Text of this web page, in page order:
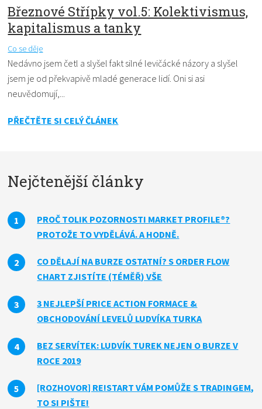
Březnové Střípky vol.5: Kolektivismus,
kapitalismus a tanky
Co se děje
Nedávno jsem četl a slyšel fakt silné levičácké názory a slyšel
jsem je od překvapivě mladé generace lidí. Oni si asi
neuvědomují,...
PŘEČTĚTE SI CELÝ ČLÁNEK
Nejčtenější články
PROČ TOLIK POZORNOSTI MARKET PROFILE®?
PROTOŽE TO VYDĚLÁVÁ. A HODNĚ.
CO DĚLAJÍ NA BURZE OSTATNÍ? S ORDER FLOW
CHART ZJISTÍTE (TÉMĚŘ) VŠE
3 NEJLEPŠÍ PRICE ACTION FORMACE &
OBCHODOVÁNÍ LEVELŮ LUDVÍKA TURKA
BEZ SERVÍTEK: LUDVÍK TUREK NEJEN O BURZE V
ROCE 2019
[ROZHOVOR] RE!START VÁM POMŮŽE S TRADINGEM,
TO SI PIŠTE!